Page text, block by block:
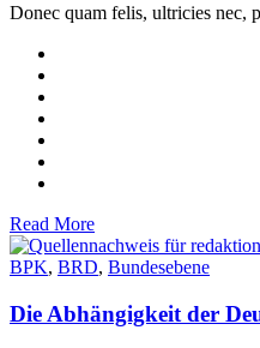
Donec quam felis, ultricies nec,
Read More
BPK, BRD, Bundesebene
Die Abhängigkeit der